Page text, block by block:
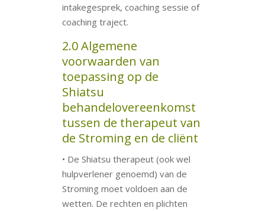
intakegesprek, coaching sessie of
coaching traject.
2.0 Algemene
voorwaarden van
toepassing op de
Shiatsu
behandelovereenkomst
tussen de therapeut van
de Stroming en de cliënt
• De Shiatsu therapeut (ook wel
hulpverlener genoemd) van de
Stroming moet voldoen aan de
wetten. De rechten en plichten